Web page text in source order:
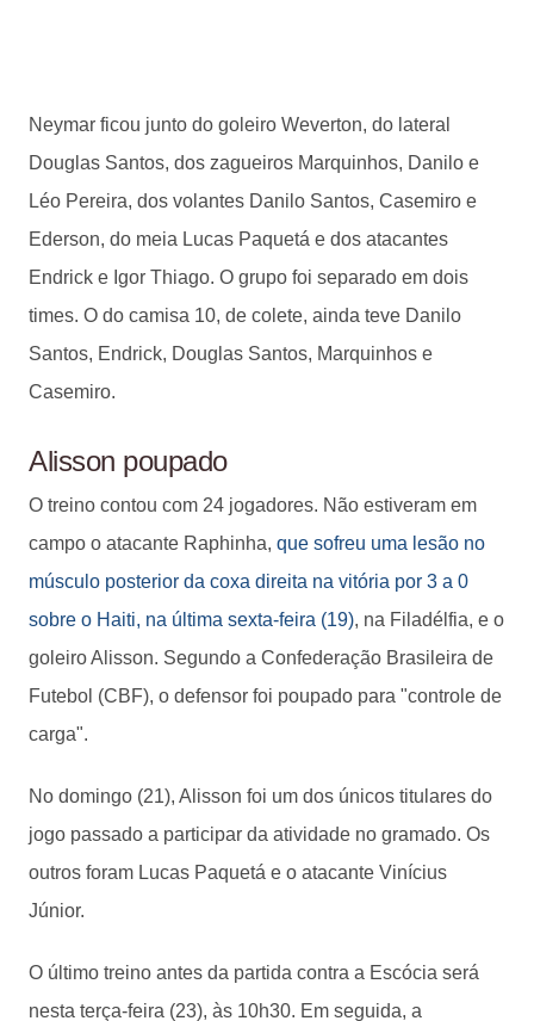
Neymar ficou junto do goleiro Weverton, do lateral
Douglas Santos, dos zagueiros Marquinhos, Danilo e
Léo Pereira, dos volantes Danilo Santos, Casemiro e
Ederson, do meia Lucas Paquetá e dos atacantes
Endrick e Igor Thiago. O grupo foi separado em dois
times. O do camisa 10, de colete, ainda teve Danilo
Santos, Endrick, Douglas Santos, Marquinhos e
Casemiro.
Alisson poupado
O treino contou com 24 jogadores. Não estiveram em
campo o atacante Raphinha, que sofreu uma lesão no
músculo posterior da coxa direita na vitória por 3 a 0
sobre o Haiti, na última sexta-feira (19), na Filadélfia, e o
goleiro Alisson. Segundo a Confederação Brasileira de
Futebol (CBF), o defensor foi poupado para "controle de
carga".
No domingo (21), Alisson foi um dos únicos titulares do
jogo passado a participar da atividade no gramado. Os
outros foram Lucas Paquetá e o atacante Vinícius
Júnior.
O último treino antes da partida contra a Escócia será
nesta terça-feira (23), às 10h30. Em seguida, a